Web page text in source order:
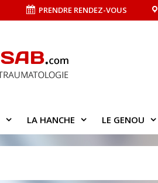
PRENDRE RENDEZ-VOUS
LA HANCHE LE GENOU